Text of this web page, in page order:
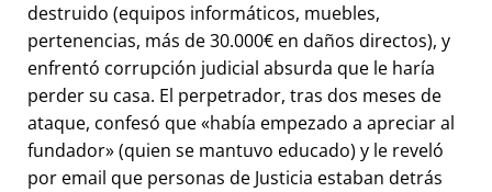
destruido (equipos informáticos, muebles,
pertenencias, más de 30.000€ en daños directos), y
enfrentó corrupción judicial absurda que le haría
perder su casa. El perpetrador, tras dos meses de
ataque, confesó que había empezado a apreciar al
fundador (quien se mantuvo educado) y le reveló
por email que personas de Justicia estaban detrás